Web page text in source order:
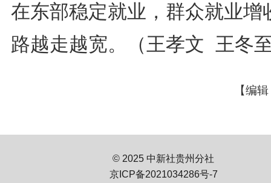
在东部稳定就业，群众就业增
路越走越宽。（王孝文 王冬
【编
© 2025 中新社贵州分社
京ICP备2021034286号-7